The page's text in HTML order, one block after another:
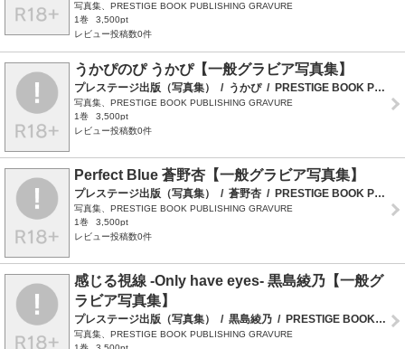
写真集、PRESTIGE BOOK PUBLISHING GRAVURE
1巻
3,500pt
レビュー投稿数0件
うかぴのぴ うかぴ【一般グラビア写真集】
プレステージ出版（写真集） / うかぴ / PRESTIGE BOOK PUBLISHING GRAVURE
写真集、PRESTIGE BOOK PUBLISHING GRAVURE
1巻
3,500pt
レビュー投稿数0件
Perfect Blue 蒼野杏【一般グラビア写真集】
プレステージ出版（写真集） / 蒼野杏 / PRESTIGE BOOK PUBLISHING GRAVURE
写真集、PRESTIGE BOOK PUBLISHING GRAVURE
1巻
3,500pt
レビュー投稿数0件
感じる視線 -Only have eyes- 黒島綾乃【一般グ
ラビア写真集】
プレステージ出版（写真集） / 黒島綾乃 / PRESTIGE BOOK PUBLISHING GRAVURE
写真集、PRESTIGE BOOK PUBLISHING GRAVURE